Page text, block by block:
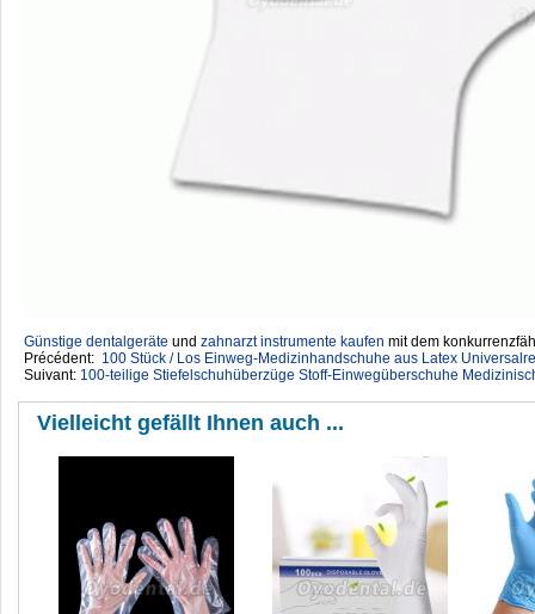
Günstige dentalgeräte ‎ und zahnarzt instrumente kaufen mit dem
Précédent: 100 Stück / Los Einweg-Medizinhandschuhe aus Latex
Suivant: 100-teilige Stiefelschuhüberzüge Stoff-Einwegüberschuhe
Vielleicht gefällt Ihnen auch ...